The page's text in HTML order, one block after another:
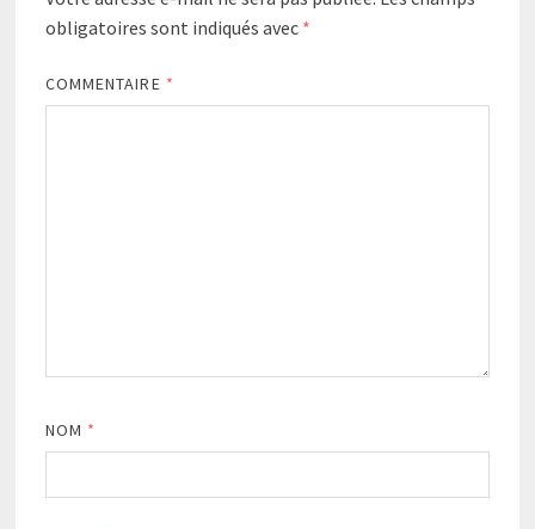
obligatoires sont indiqués avec *
COMMENTAIRE *
NOM *